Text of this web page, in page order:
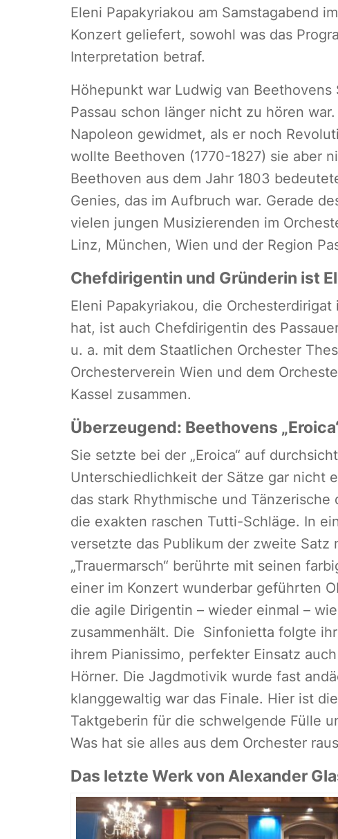
Eleni Papakyriakou am Samstagabend
Konzert geliefert, sowohl was das
Interpretation betraf.
Höhepunkt war Ludwig van Beethovens
Passau schon länger nicht zu hören
Napoleon gewidmet, als er noch
wollte Beethoven (1770-1827) sie aber
Beethoven aus dem Jahr 1803
Genies, das im Aufbruch war. Gerade
vielen jungen Musizierenden im
Linz, München, Wien und der Region
Chefdirigentin und Gründerin ist
Eleni Papakyriakou, die
hat, ist auch Chefdirigentin des
u. a. mit dem Staatlichen Orchester
Orchesterverein Wien und dem
Kassel zusammen.
Überzeugend: Beethovens
Sie setzte bei der „Eroica“ auf
Unterschiedlichkeit der Sätze gar nicht
das stark Rhythmische und
die exakten raschen Tutti-Schläge. In
versetzte das Publikum der zweite
„Trauermarsch“ berührte mit seinen
einer im Konzert wunderbar geführten
die agile Dirigentin – wieder einmal –
zusammenhält. Die Sinfonietta folgte
ihrem Pianissimo, perfekter Einsatz
Hörner. Die Jagdmotivik wurde fast
klanggewaltig war das Finale. Hier ist
Taktgeberin für die schwelgende Fülle
Was hat sie alles aus dem Orchester
Das letzte Werk von Alexander